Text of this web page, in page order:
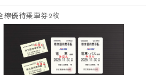
線優待乗車券2枚